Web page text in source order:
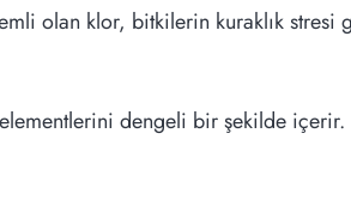
olan klor, bitkilerin kuraklık stresi
dengeli bir şekilde içerir.